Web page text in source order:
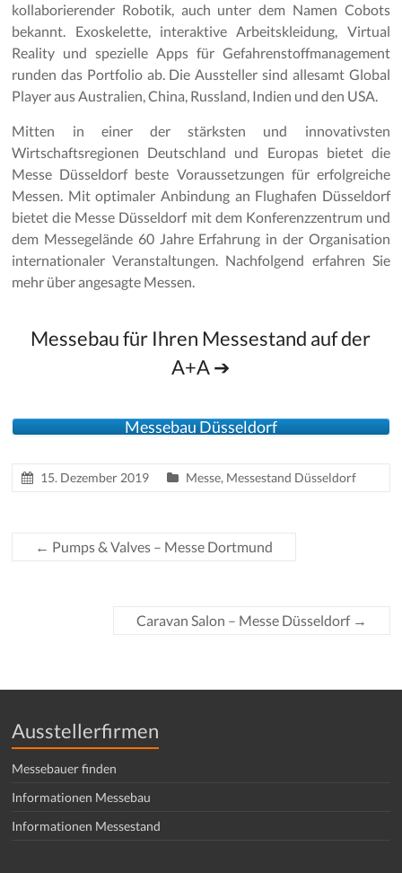
kollaborierender Robotik, auch unter dem Namen Cobots
bekannt. Exoskelette, interaktive Arbeitskleidung, Virtual
Reality und spezielle Apps für Gefahrenstoffmanagement
runden das Portfolio ab. Die Aussteller sind allesamt Global
Player aus Australien, China, Russland, Indien und den USA.
Mitten in einer der stärksten und innovativsten
Wirtschaftsregionen Deutschland und Europas bietet die
Messe Düsseldorf beste Voraussetzungen für erfolgreiche
Messen. Mit optimaler Anbindung an Flughafen Düsseldorf
bietet die Messe Düsseldorf mit dem Konferenzzentrum und
dem Messegelände 60 Jahre Erfahrung in der Organisation
internationaler Veranstaltungen. Nachfolgend erfahren Sie
mehr über angesagte Messen.
Messebau für Ihren Messestand auf der
A+A ➔
Messebau Düsseldorf
15. Dezember 2019 Messe, Messestand Düsseldorf
← Pumps & Valves – Messe Dortmund
Caravan Salon – Messe Düsseldorf →
Ausstellerfirmen
Messebauer finden
Informationen Messebau
Informationen Messestand